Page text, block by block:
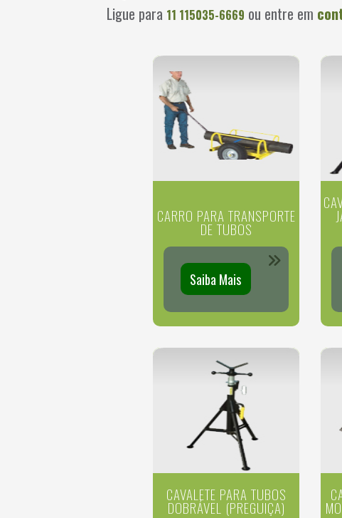
Ligue para 11 115035-6669 ou entre em
CARRO PARA TRANSPORTE
DE TUBOS
Saiba Mais
CAVALETE PARA TUBOS
DOBRÁVEL (PREGUIÇA)